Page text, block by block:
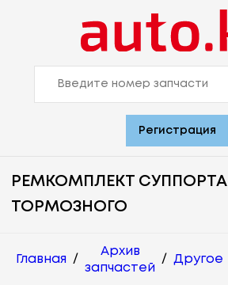
Регистрация
РЕМКОМПЛЕКТ СУППОРТА
ТОРМОЗНОГО
Главная /
Архив
запчастей
/ Другое